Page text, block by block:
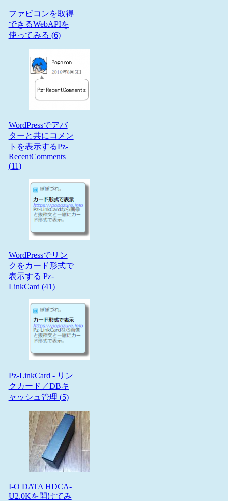
ファビコンを取得
できるWebAPIを
使ってみる (6)
WordPressでアバ
ターと共にコメン
トを表示するPz-
RecentComments
(11)
WordPressでリン
クをカード形式で
表示する Pz-
LinkCard (41)
Pz-LinkCard - リン
クカード／DBキ
ャッシュ管理 (5)
I-O DATA HDCA-
U2.0Kを開けてみ